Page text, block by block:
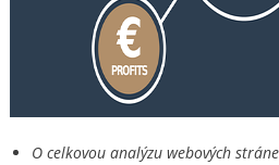
O celkovou analýzu webových